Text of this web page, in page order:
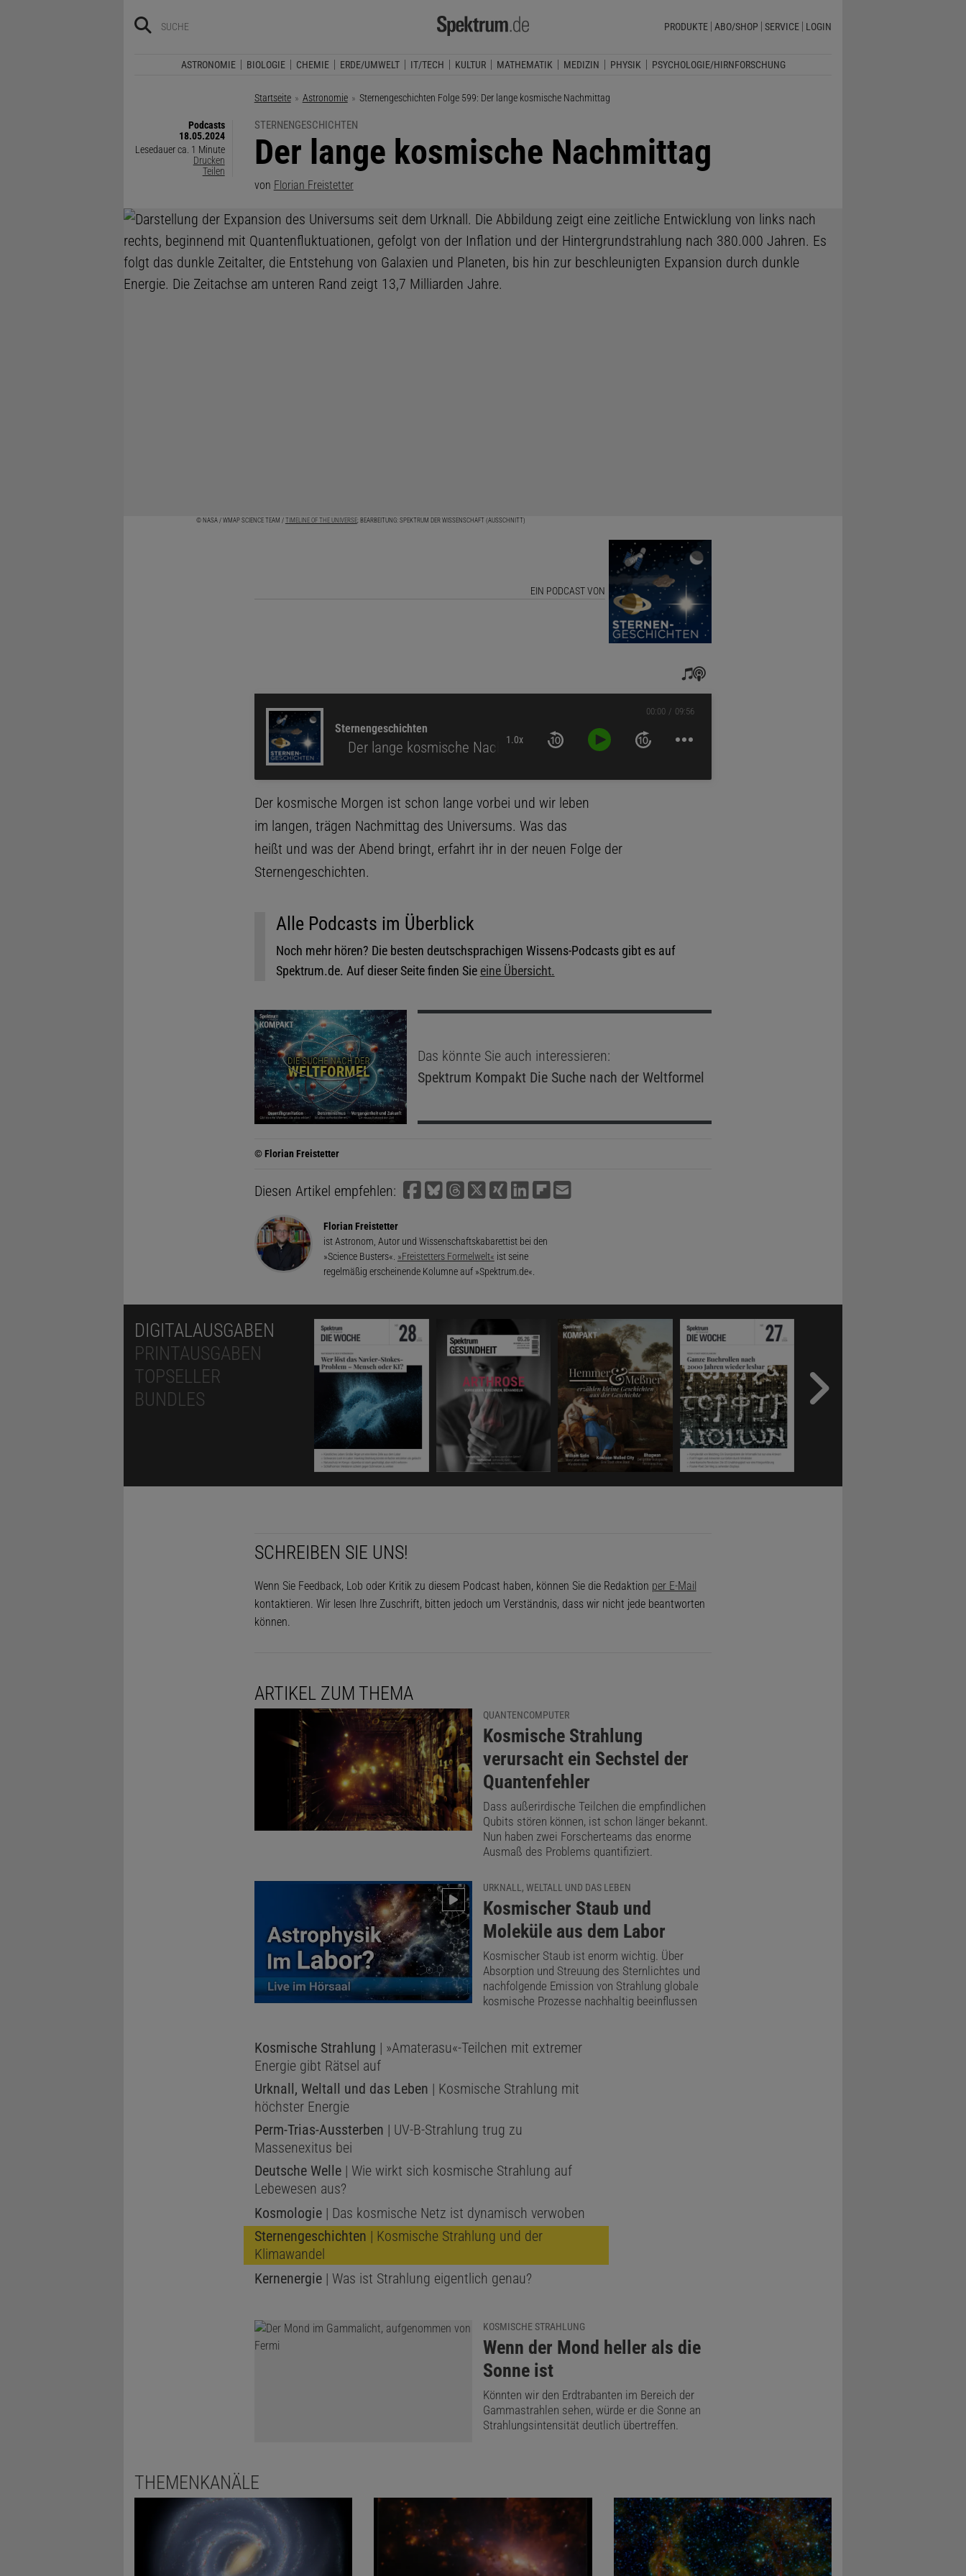
PRODUKTE ABO/SHOP SERVICE LOGIN
ASTRONOMIE BIOLOGIE CHEMIE ERDE/UMWELT IT/TECH KULTUR MATHEMATIK MEDIZIN PHYSIK PSYCHOLOGIE/HIRNFORSCHUNG
Startseite Astronomie Aktuelle Seite:
Sternengeschichten Folge 599: Der lange kosmische Nachmittag
Podcasts
18.05.2024
Lesedauer ca. 1 Minute
Drucken
Teilen
STERNENGESCHICHTEN
:
Der lange kosmische Nachmittag
von Florian Freistetter
© NASA / WMAP SCIENCE TEAM / TIMELINE OF THE UNIVERSE; BEARBEITUNG: SPEKTRUM DER WISSENSCHAFT (AUSSCHNITT)
EIN PODCAST VON
Sternengeschichten
Der lange kosmische Nachmittag 1.0x
00:00 09:56
Der kosmische Morgen ist schon lange vorbei und wir leben
im langen, trägen Nachmittag des Universums. Was das
heißt und was der Abend bringt, erfahrt ihr in der neuen Folge der
Sternengeschichten.
Alle Podcasts im Überblick
Noch mehr hören? Die besten deutschsprachigen Wissens-Podcasts gibt es auf
Spektrum.de. Auf dieser Seite finden Sie eine Übersicht.
Das könnte Sie auch interessieren:
Spektrum Kompakt Die Suche nach der Weltformel
© Florian Freistetter
Diesen Artikel empfehlen:
Florian Freistetter
ist Astronom, Autor und Wissenschaftskabarettist bei den
»Science Busters«. »Freistetters Formelwelt« ist seine
regelmäßig erscheinende Kolumne auf »Spektrum.de«.
DIGITALAUSGABEN
PRINTAUSGABEN
TOPSELLER
BUNDLES
SCHREIBEN SIE UNS!
Wenn Sie Feedback, Lob oder Kritik zu diesem Podcast haben, können Sie die Redaktion per E-Mail
kontaktieren. Wir lesen Ihre Zuschrift, bitten jedoch um Verständnis, dass wir nicht jede beantworten
können.
ARTIKEL ZUM THEMA
QUANTENCOMPUTER
:
Kosmische Strahlung
verursacht ein Sechstel der
Quantenfehler
Dass außerirdische Teilchen die empfindlichen
Qubits stören können, ist schon länger bekannt.
Nun haben zwei Forscherteams das enorme
Ausmaß des Problems quantifiziert.
URKNALL, WELTALL UND DAS LEBEN
:
Kosmischer Staub und
Moleküle aus dem Labor
Kosmischer Staub ist enorm wichtig. Über
Absorption und Streuung des Sternlichtes und
nachfolgende Emission von Strahlung globale
kosmische Prozesse nachhaltig beeinflussen
Kosmische Strahlung | »Amaterasu«-Teilchen mit extremer
Energie gibt Rätsel auf
Urknall, Weltall und das Leben | Kosmische Strahlung mit
höchster Energie
Perm-Trias-Aussterben | UV-B-Strahlung trug zu
Massenexitus bei
Deutsche Welle| Wie wirkt sich kosmische Strahlung auf
Lebewesen aus?
Kosmologie| Das kosmische Netz ist dynamisch verwoben
Sternengeschichten | Kosmische Strahlung und der
Klimawandel
Kernenergie| Was ist Strahlung eigentlich genau?
KOSMISCHE STRAHLUNG
:
Wenn der Mond heller als die
Sonne ist
Könnten wir den Erdtrabanten im Bereich der
Gammastrahlen sehen, würde er die Sonne an
Strahlungsintensität deutlich übertreffen.
THEMENKANÄLE